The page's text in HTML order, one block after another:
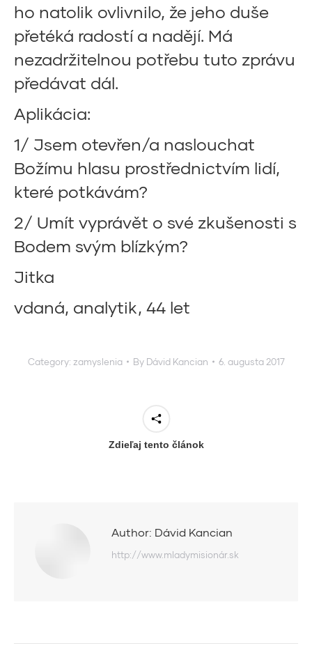
ho natolik ovlivnilo, že jeho duše
přetéká radostí a nadějí. Má
nezadržitelnou potřebu tuto zprávu
předávat dál.
Aplikácia:
1/ Jsem otevřen/a naslouchat
Božímu hlasu prostřednictvím lidí,
které potkávám?
2/ Umít vyprávět o své zkušenosti s
Bodem svým blízkým?
Jitka
vdaná, analytik, 44 let
Category: zamyslenia By Dávid Kancian 6. augusta 2017
Zdieľaj tento článok
Author: Dávid Kancian
http://www.mladymisionár.sk